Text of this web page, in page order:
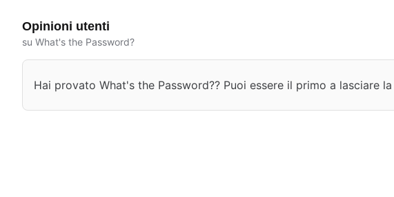
Opinioni utenti
su What's the Password?
Hai provato What's the Password?? Puoi essere il primo a lasciare